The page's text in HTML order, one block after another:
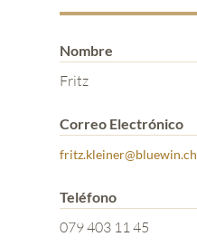
Nombre
Fritz
Correo Electrónico
fritz.kleiner@bluewin.ch
Teléfono
079 403 11 45